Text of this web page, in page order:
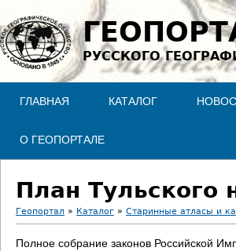
Jump to navigation
РУССКОГО
ГЛАВНАЯ КАТАЛОГ
О ГЕОПОРТАЛЕ
План Тульского
В
Геопортал » Каталог » Старинные атласы и
Полное собрание законов Российской